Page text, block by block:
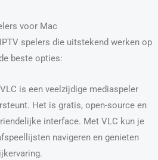
voor Mac
spelers die uitstekend werken op
beste opties:
is een veelzijdige mediaspeler
Het is gratis, open-source en
interface. Met VLC kun je
navigeren en genieten